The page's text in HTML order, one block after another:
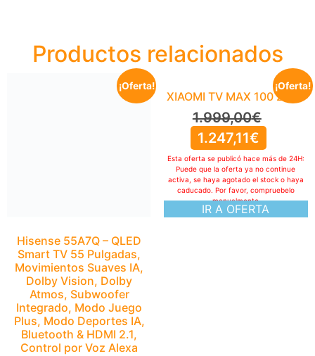
Productos relacionados
¡Oferta!
Hisense 55A7Q – QLED
Smart TV 55 Pulgadas,
Movimientos Suaves IA,
Dolby Vision, Dolby
Atmos, Subwoofer
Integrado, Modo Juego
Plus, Modo Deportes IA,
Bluetooth & HDMI 2.1,
Control por Voz Alexa
¡Oferta!
XIAOMI TV MAX 100 2025
1.999,00€
1.247,11€
IR A OFERTA
Esta oferta se publicó hace más de 24H:
Puede que la oferta ya no continue
activa, se haya agotado el stock o haya
caducado. Por favor, compruebelo
manualmente